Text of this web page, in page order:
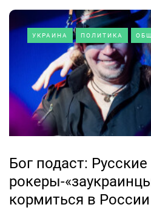
УКРАИНА ПОЛИТИКА
Бог подаст: Русские
рокеры-
кормиться в России